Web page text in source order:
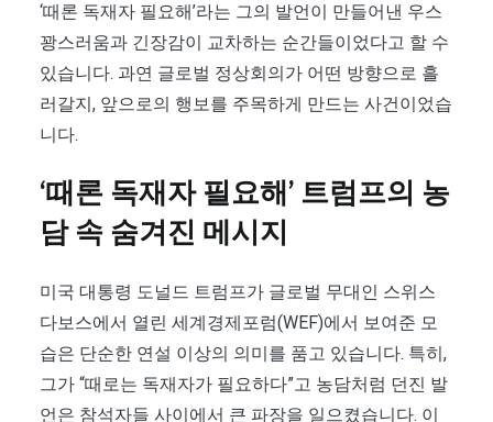
‘때론 독재자 필요해’라는 그의 발언이 만들어낸 우스
꽝스러움과 긴장감이 교차하는 순간들이었다고 할 수
있습니다. 과연 글로벌 정상회의가 어떤 방향으로 흘
러갈지, 앞으로의 행보를 주목하게 만드는 사건이었습
니다.
‘때론 독재자 필요해’ 트럼프의 농
담 속 숨겨진 메시지
미국 대통령 도널드 트럼프가 글로벌 무대인 스위스
다보스에서 열린 세계경제포럼(WEF)에서 보여준 모
습은 단순한 연설 이상의 의미를 품고 있습니다. 특히,
그가 “때로는 독재자가 필요하다”고 농담처럼 던진 발
언은 참석자들 사이에서 큰 파장을 일으켰습니다. 이